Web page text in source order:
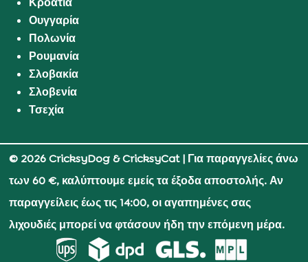
Ουγγαρία
Πολωνία
Ρουμανία
Σλοβακία
Σλοβενία
Τσεχία
© 2026 CricksyDog & CricksyCat| Για παραγγελίες άνω
των 60 €, καλύπτουμε εμείς τα έξοδα αποστολής. Αν
παραγγείλεις έως τις 14:00, οι αγαπημένες σας
λιχουδιές μπορεί να φτάσουν ήδη την επόμενη μέρα.